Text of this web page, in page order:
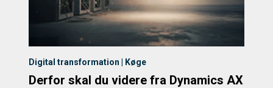
Digital transformation | Køge
Derfor skal du videre fra Dynamics AX